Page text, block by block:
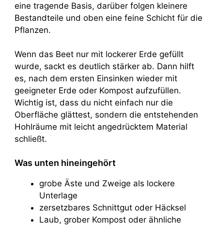
eine tragende Basis, darüber folgen kleinere
Bestandteile und oben eine feine Schicht für die
Pflanzen.
Wenn das Beet nur mit lockerer Erde gefüllt
wurde, sackt es deutlich stärker ab. Dann hilft
es, nach dem ersten Einsinken wieder mit
geeigneter Erde oder Kompost aufzufüllen.
Wichtig ist, dass du nicht einfach nur die
Oberfläche glättest, sondern die entstehenden
Hohlräume mit leicht angedrücktem Material
schließt.
Was unten hineingehört
grobe Äste und Zweige als lockere
Unterlage
zersetzbares Schnittgut oder Häcksel
Laub, grober Kompost oder ähnliche